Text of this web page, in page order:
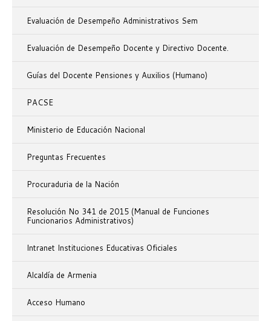
Evaluación de Desempeño Administrativos Sem
Evaluación de Desempeño Docente y Directivo Docente.
Guías del Docente Pensiones y Auxilios (Humano)
PACSE
Ministerio de Educación Nacional
Preguntas Frecuentes
Procuraduria de la Nación
Resolución No 341 de 2015 (Manual de Funciones
Funcionarios Administrativos)
Intranet Instituciones Educativas Oficiales
Alcaldía de Armenia
Acceso Humano